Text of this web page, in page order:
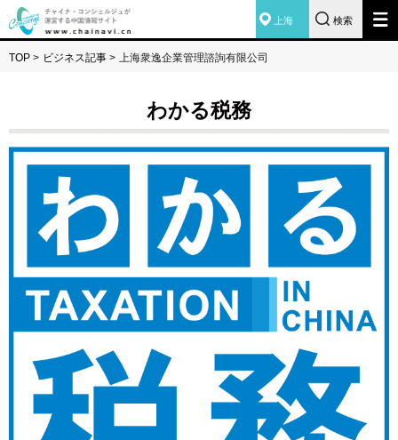
上海 検索
TOP > ビジネス記事 > 上海衆逸企業管理諮詢有限公司
わかる税務